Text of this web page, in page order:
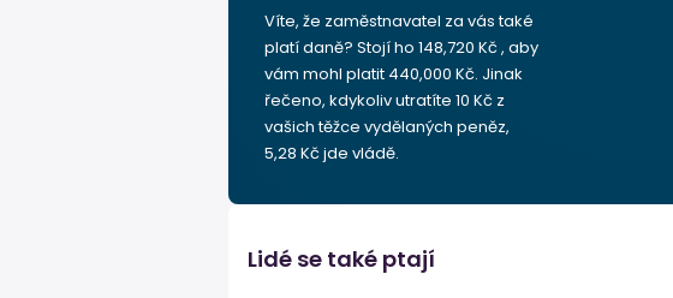
Víte, že zaměstnavatel za vás také
platí daně? Stojí ho 148,720 Kč , aby
vám mohl platit 440,000 Kč. Jinak
řečeno, kdykoliv utratíte 10 Kč z
vašich těžce vydělaných peněz,
5,28 Kč jde vládě.
Lidé se také ptají